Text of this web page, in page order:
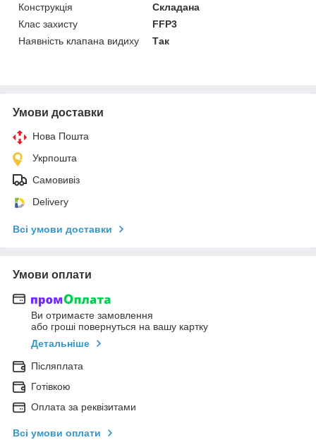
Конструкція
Складана
Клас захисту
FFP3
Наявність клапана видиху
Так
Умови доставки
Нова Пошта
Укрпошта
Самовивіз
Delivery
Всі умови доставки
Умови оплати
Ви отримаєте замовлення
або гроші повернуться на вашу картку
Детальніше
Післяплата
Готівкою
Оплата за реквізитами
Всі умови оплати